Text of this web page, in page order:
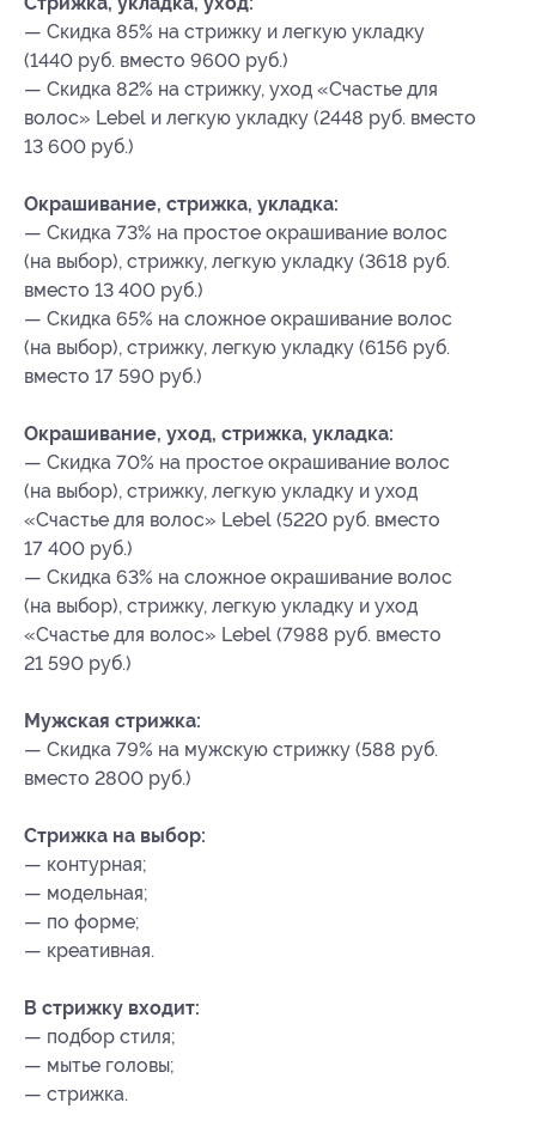
— Скидка 85% на стрижку и легкую укладку
(1440 руб. вместо 9600 руб.)
— Скидка 82% на стрижку, уход «Счастье для
волос» Lebel и легкую укладку (2448 руб. вместо
13 600 руб.)
Окрашивание, стрижка, укладка:
— Скидка 73% на простое окрашивание волос
(на выбор), стрижку, легкую укладку (3618 руб.
вместо 13 400 руб.)
— Скидка 65% на сложное окрашивание волос
(на выбор), стрижку, легкую укладку (6156 руб.
вместо 17 590 руб.)
Окрашивание, уход, стрижка, укладка:
— Скидка 70% на простое окрашивание волос
(на выбор), стрижку, легкую укладку и уход
«Счастье для волос» Lebel (5220 руб. вместо
17 400 руб.)
— Скидка 63% на сложное окрашивание волос
(на выбор), стрижку, легкую укладку и уход
«Счастье для волос» Lebel (7988 руб. вместо
21 590 руб.)
Мужская стрижка:
— Скидка 79% на мужскую стрижку (588 руб.
вместо 2800 руб.)
Стрижка на выбор:
— контурная;
— модельная;
— по форме;
— креативная.
В стрижку входит:
— подбор стиля;
— мытье головы;
— стрижка.